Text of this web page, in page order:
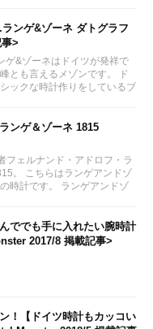
ンゲ&ゾーネ ダトグラフ
>
ゲ&ゾーネはドイツが発祥で
とも言えるメゾンです。 ド
ックな時計作りをしているブ
ンゲ＆ゾーネ 1815
フェルナンド・アドロフ・ラ
。 こちらはランゲアンドゾ
時計です。 ランゲアンドゾ
ででも手に入れたい腕時計
2017/8 掲載記事>
！【ドイツ時計もカッコい